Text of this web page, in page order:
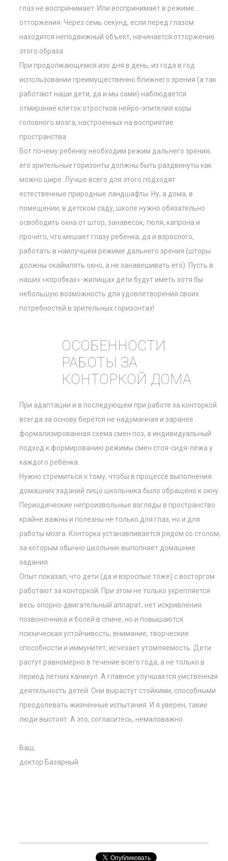
глаз не воспринимает. Или воспринимает в режиме…
отторжения. Через семь секунд, если перед глазом
находится неподвижный объект, начинается отторжение
этого образа.
При продолжающемся изо дня в день, из года в год
использовании преимущественно ближнего зрения (а так
работают наши дети, да и мы сами) наблюдается
отмирание клеток отростков нейро-эпителия коры
головного мозга, настроенных на восприятие
пространства.
Вот почему ребёнку необходим режим дальнего зрения,
его зрительные горизонты должны быть раздвинуты как
можно шире. Лучше всего для этого подходят
естественные природные ландшафты. Ну, а дома, в
помещении, в детском саду, школе нужно обязательно
освободить окна от штор, занавесок, тюля, капрона и
прочего, что мешает глазу ребёнка, да и взрослого,
работать в наилучшем режиме дальнего зрения (шторы
должны окаймлять окно, а не занавешивать его). Пусть в
наших «коробках»-жилищах дети будут иметь хотя бы
небольшую возможность для удовлетворения своих
потребностей в зрительных горизонтах!
ОСОБЕННОСТИ
РАБОТЫ ЗА
КОНТОРКОЙ ДОМА
При адаптации и в последующем при работе за конторкой
всегда за основу берётся не надуманная и заранее
формализированная схема смен поз, а индивидуальный
подход к формированию режимы смен стоя-сидя-лёжа у
каждого ребёнка.
Нужно стремиться к тому, чтобы в процессе выполнения
домашних заданий лицо школьника было обращено к окну.
Периодические непроизвольные взгляды в пространство
крайне важны и полезны не только для глаз, но и для
работы мозга. Конторка устанавливается рядом со столом,
за которым обычно школьник выполняет домашние
задания.
Опыт показал, что дети (да и взрослые тоже) с восторгом
работают за конторкой. При этом не только укрепляется
весь опорно-двигательный аппарат, нет искривления
позвоночника и болей в спине, но и повышаются
психическая устойчивость, внимание, творческие
способности и иммунитет, исчезает утомляемость. Дети
растут равномерно в течение всего года, а не только в
период летних каникул. А главное улучшается умственная
деятельность детей. Они вырастут стойкими, способными
преодолевать жизненные испытания. И я уверен, такие
люди выстоят. А это, согласитесь, немаловажно.
Ваш,
доктор Базарный